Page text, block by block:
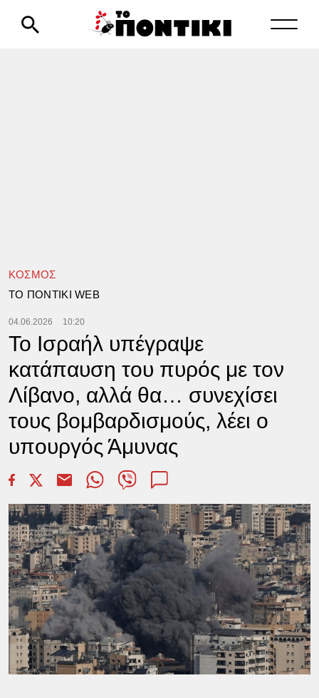
ΚΟΣΜΟΣ
TΟ ΠΟΝΤΙΚΙ WEB
04.06.2026 10:20
Το Ισραήλ υπέγραψε
κατάπαυση του πυρός με τον
Λίβανο, αλλά θα… συνεχίσει
τους βομβαρδισμούς, λέει ο
υπουργός Άμυνας